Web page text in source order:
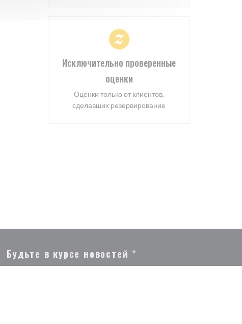
Исключительно проверенные
оценки
Оценки только от клиентов,
сделавших резервирование
Будьте в курсе новостей *